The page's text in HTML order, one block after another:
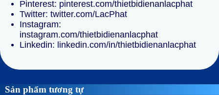
Pinterest: pinterest.com/thietbidienanlacphat
Twitter: twitter.com/LacPhat
Instagram:
instagram.com/thietbidienanlacphat
Linkedin: linkedin.com/in/thietbidienanlacphat
Sản phẩm tương tự